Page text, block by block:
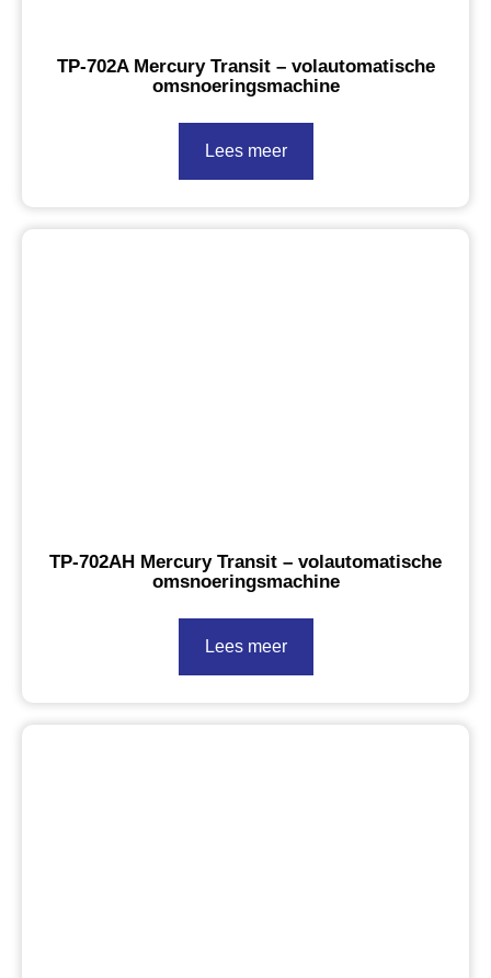
TP-702A Mercury Transit – volautomatische
omsnoeringsmachine
Lees meer
TP-702AH Mercury Transit – volautomatische
omsnoeringsmachine
Lees meer